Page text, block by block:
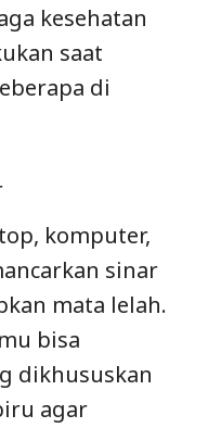
kesehatan
saat
di
komputer,
sinar
mata lelah.
bisa
dikhususkan
agar